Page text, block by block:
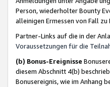
Person, wiederholter Bounty
alleinigen Ermessen von Fall
Partner-Links auf die in der
Voraussetzungen für die
(b) Bonus-Ereignisse
diesem Abschnitt 4(b)
Bonusereignis, wie im Anhang